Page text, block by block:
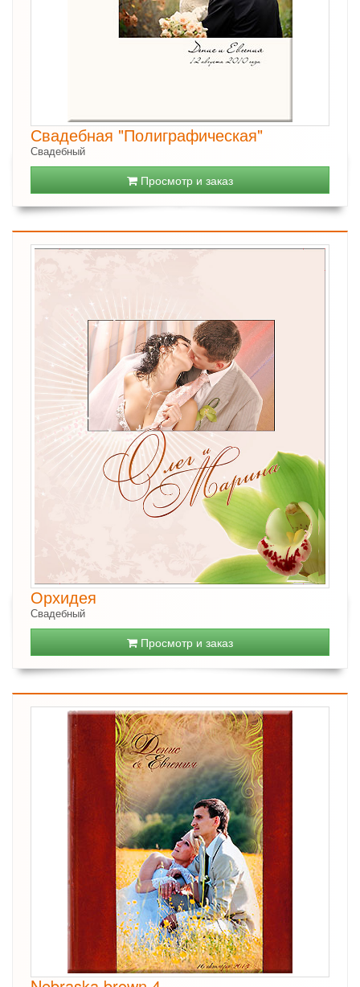
Свадебная "Полиграфическая"
Свадебный
Просмотр и заказ
Орхидея
Свадебный
Просмотр и заказ